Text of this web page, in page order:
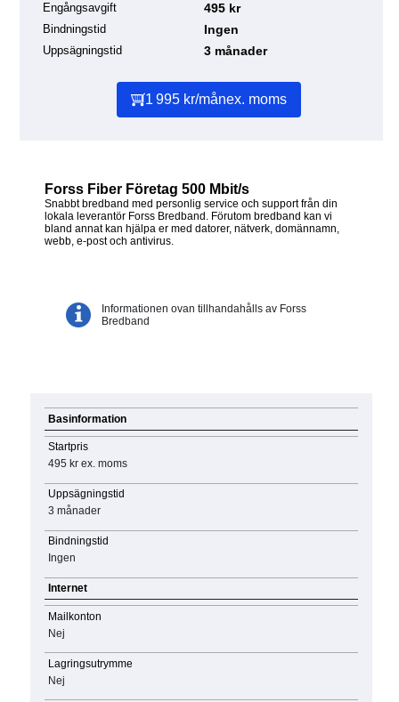
Engångsavgift 495 kr
Bindningstid Ingen
Uppsägningstid 3 månader
1 995 kr/månex. moms
Forss Fiber Företag 500 Mbit/s
Snabbt bredband med personlig service och support från din
lokala leverantör Forss Bredband. Förutom bredband kan vi
bland annat kan hjälpa er med datorer, nätverk, domännamn,
webb, e-post och antivirus.
Informationen ovan tillhandahålls av Forss
Bredband
Basinformation
Startpris
495 kr ex. moms
Uppsägningstid
3 månader
Bindningstid
Ingen
Internet
Mailkonton
Nej
Lagringsutrymme
Nej